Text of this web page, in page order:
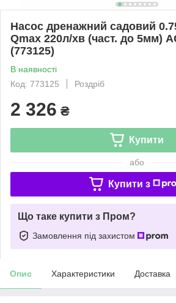
Насос дренажний садовий
Qmax 220л/хв (част. до 5мм)
(773125)
В наявності
Код: 773125
Роздріб
2 326 ₴
Купити
або
Купити з
Що таке купити з Пром?
Замовлення під захистом
Опис Характеристики Доставка